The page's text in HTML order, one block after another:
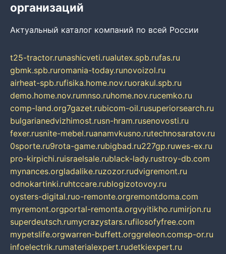
организаций
Актуальный каталог компаний по всей России
t25-tractor.runashicveti.rualutex.spb.rufas.ru
gbmk.spb.ruromania-today.runovoizol.ru
airheat-spb.rufisika.home.nov.ruorakul.spb.ru
demo.home.nov.rumnso.ruhome.nov.rucemko.ru
comp-land.org7gazet.rubicom-oil.rusuperiorsearch.ru
bulgarianedvizhimost.rusn-hram.rusenovosti.ru
fexer.rusnite-mebel.ruanamvkusno.rutechnosaratov.ru
0sporte.ru9rota-game.rubigbad.ru227gp.ruwes-ex.ru
pro-kirpichi.ruisraelsale.rublack-lady.rustroy-db.com
mynances.orgladalike.ruzozor.rudvigremont.ru
odnokartinki.ruhtccare.rublogizotovoy.ru
oysters-digital.ruo-remonte.orgremontdoma.com
myremont.orgportal-remonta.orgvyitikho.rumirjon.ru
superdeutsch.rumycrazystars.rufilosofyfree.com
mypetslife.orgwarren-buffett.orggreleon.comsp-or.ru
infoelectrik.rumaterialexpert.rudetkiexpert.ru